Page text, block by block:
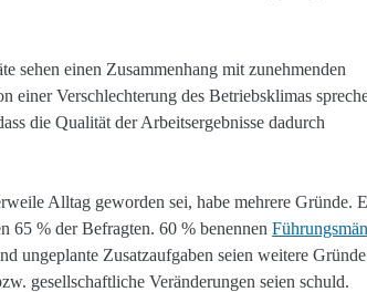
sehen einen Zusammenhang mit zunehmenden
einer Verschlechterung des Betriebsklimas
die Qualität der Arbeitsergebnisse dadurch
Alltag geworden sei, habe mehrere Gründe.
65 % der Befragten. 60 % benennen
ungeplante Zusatzaufgaben seien weitere
gesellschaftliche Veränderungen seien schuld.